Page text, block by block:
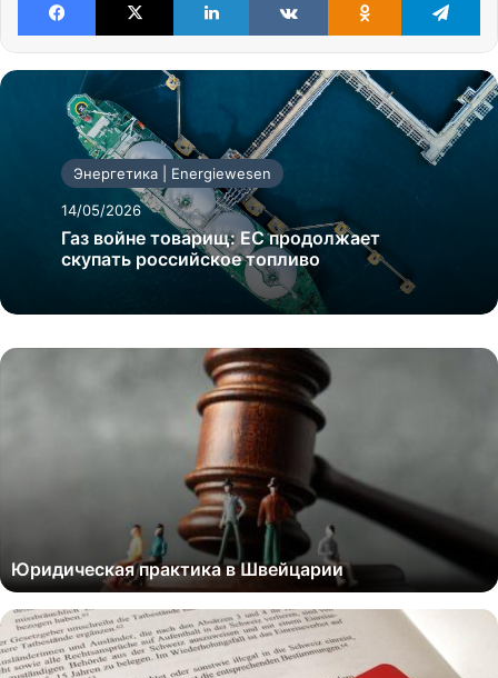
Энергетика | Energiewesen
14/05/2026
Газ войне товарищ: ЕС продолжает
скупать российское топливо
Юридическая практика в Швейцарии